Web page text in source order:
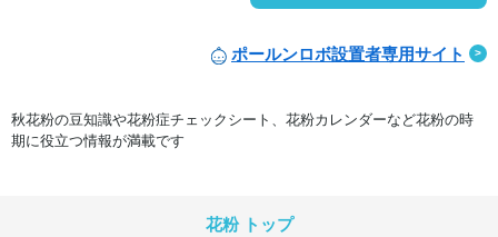
ポールンロボ設置者専用サイト
秋花粉の豆知識や花粉症チェックシート、花粉カレンダーなど花粉の時
期に役立つ情報が満載です
花粉 トップ